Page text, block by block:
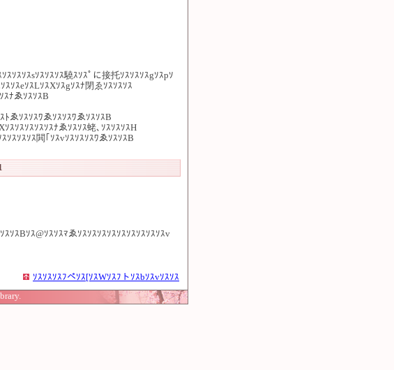
ｽｿｽｿｽsｿｽｿｽｿｽ驍ｽｿｽﾟに接托ｿｽｿｽｿｽgｿｽpｿ
ｽｿｽeｿｽLｿｽXｿｽgｿｽﾅ閉ゑｿｽｿｽｿｽ
ｽﾅゑｿｽｿｽB
ﾄゑｿｽｿｽﾜゑｿｽｿｽﾜゑｿｽｿｽB
ｿｽｿｽｿｽｿｽｿｽﾅゑｿｽｿｽ蛯､ｿｽｿｽｿｽH
ｿｽｿｽｿｽ閧｢ｿｽvｿｽｿｽｿｽﾜゑｿｽｿｽB
ｽｿｽBｿｽ@ｿｽｿｽﾏゑｿｽｿｽｿｽｿｽｿｽｿｽｿｽｿｽｿｽv
ｿｽｿｽｿｽﾌペｿｽ[ｿｽWｿｽﾌトｿｽbｿｽvｿｽｿｽ